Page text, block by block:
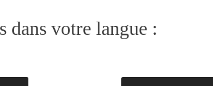
dans votre langue :